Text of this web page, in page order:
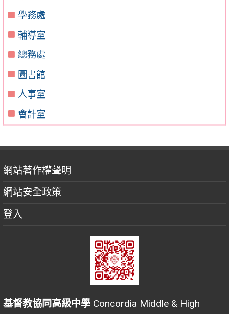
學務處
輔導室
總務處
圖書館
人事室
會計室
網站著作權聲明
網站安全政策
登入
基督教協同高級中學 Concordia Middle & High